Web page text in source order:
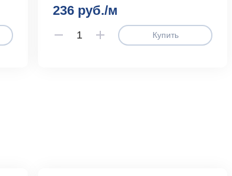
236 руб./м
Купить